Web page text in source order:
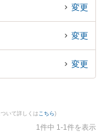
夜間に発生した痴漢・性犯
い』などでお困りの相談者
変更
変更
変更
いて詳しくは こちら)
1件中 1-1件を表示